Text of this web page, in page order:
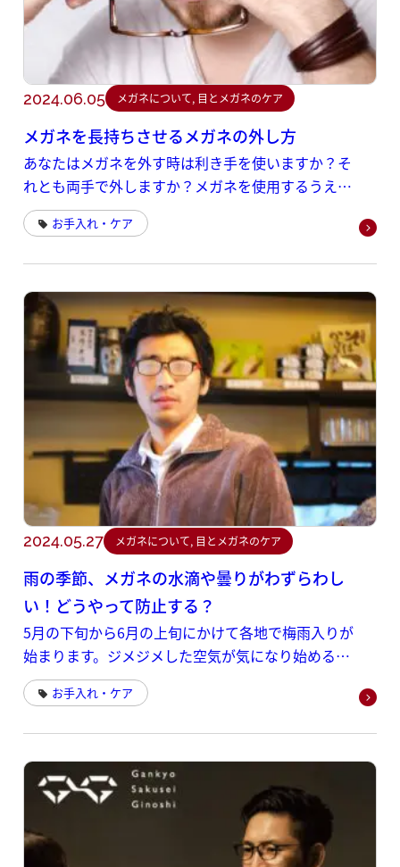
2024.06.05 メガネについて, 目とメガネのケア
メガネを長持ちさせるメガネの外し方
あなたはメガネを外す時は利き手を使いますか？そ
れとも両手で外しますか？メガネを使用するうえで
気をつけなければならないのが、メガネのレンズに
傷が入らないようにする点と、メガネのフレームが
の外し方があります。外すときに気をつけたいの
が、両手を使用して外すということです。
お手入れ・ケア
2024.05.27 メガネについて, 目とメガネのケア
雨の季節、メガネの水滴や曇りがわずらわし
い！どうやって防止する？
5月の下旬から6月の上旬にかけて各地で梅雨入りが
始まります。ジメジメした空気が気になり始める頃
ですよね。 メガネユーザーとしては、雨が多く蒸し
暑い梅雨時に悩まされるのが、レンズの「曇り」や
お手入れ・ケア